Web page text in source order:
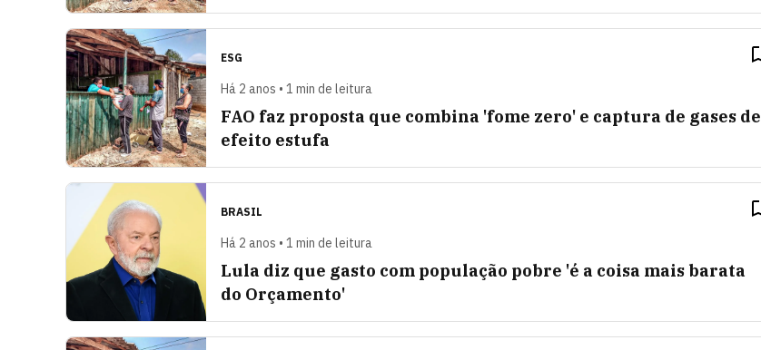
ESG
Há 2 anos • 1 min de leitura
FAO faz proposta que combina 'fome zero' e captura de gases de
efeito estufa
BRASIL
Há 2 anos • 1 min de leitura
Lula diz que gasto com população pobre 'é a coisa mais barata
do Orçamento'